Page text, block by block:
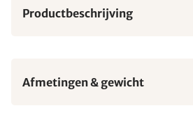
Productbeschrijving
Afmetingen & gewicht